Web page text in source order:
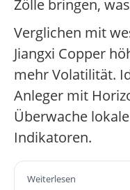
Zölle bringen,
Verglichen mit
Jiangxi Copper
mehr Volatilität.
Anleger mit
Überwache
Indikatoren.
Weiterlesen